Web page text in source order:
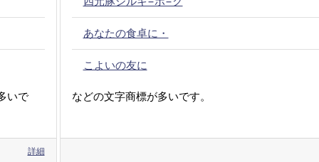
いで
詳細
あなたの食卓に・
こよいの友に
などの文字商標が多いです。